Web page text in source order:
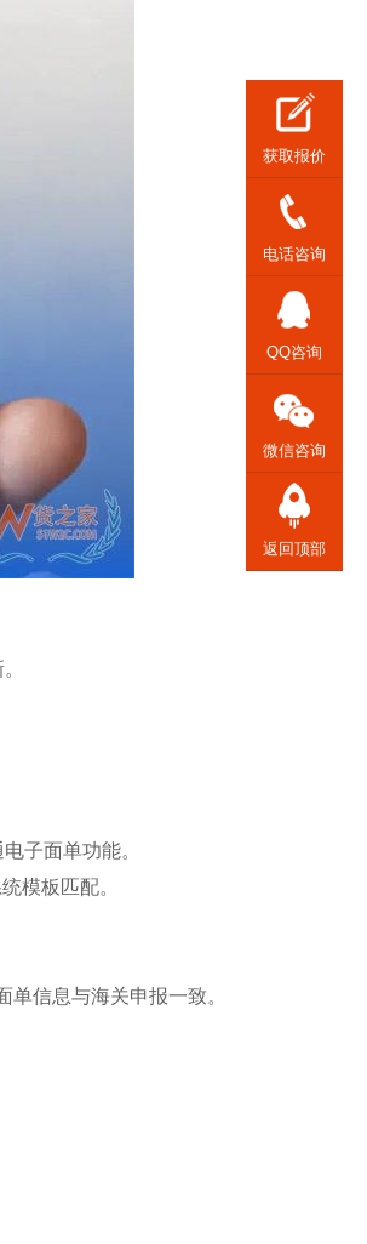
子面单功能。
模板匹配。
信息与海关申报一致。
获取报价
电话咨询
QQ咨询
微信咨询
返回顶部